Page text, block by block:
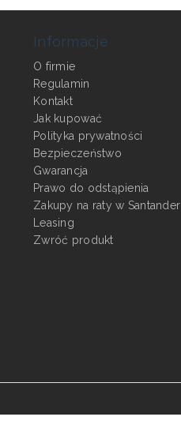
Informacje
O firmie
Regulamin
Kontakt
Jak kupować
Polityka prywatności
Bezpieczeństwo
Gwarancja
Prawo do odstąpienia
Zakupy na raty w Santander
Leasing
Zwróć produkt